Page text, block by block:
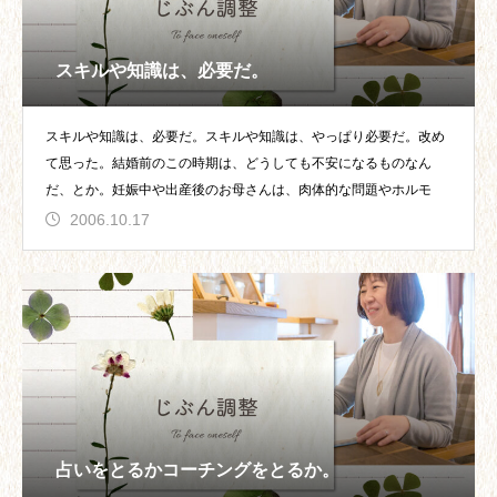
スキルや知識は、必要だ。
スキルや知識は、必要だ。スキルや知識は、やっぱり必要だ。改め
て思った。結婚前のこの時期は、どうしても不安になるものなん
だ、とか。妊娠中や出産後のお母さんは、肉体的な問題やホルモ
2006.10.17
占いをとるかコーチングをとるか。